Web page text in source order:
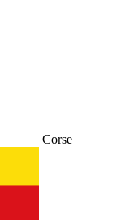
Corse